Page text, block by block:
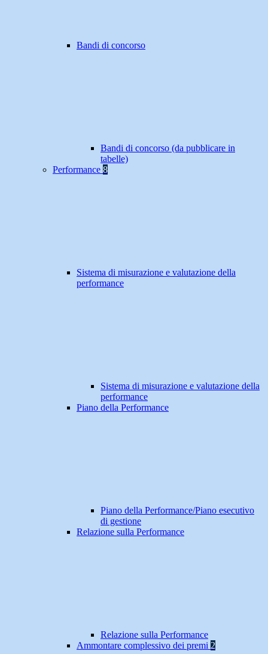
Bandi di concorso
Bandi di concorso (da pubblicare in
tabelle)
Performance 8
Sistema di misurazione e valutazione della
performance
Sistema di misurazione e valutazione della
performance
Piano della Performance
Piano della Performance/Piano esecutivo
di gestione
Relazione sulla Performance
Relazione sulla Performance
Ammontare complessivo dei premi 2